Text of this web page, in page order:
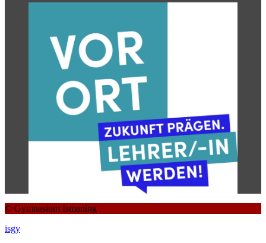
© Gymnasium Ismaning
isgy